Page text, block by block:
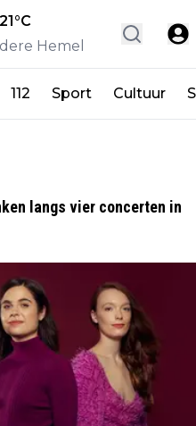
21°C
Hemel
112 Sport Cultuur
langs vier concerten in